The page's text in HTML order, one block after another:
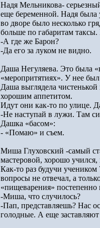
Надя Мельникова-
еще беременной. Надя
во дворе было несколько
больше по габаритам
-А где же Барон?
-Да его за луком не видно.
Даша Негуляева. Это была
«меропритятиях». У нее
Даша выглядела
хорошим аппетитом.
Идут они как-то по улице.
-Не наступай в лужи. Там
Дашка «басом»:
- «Помаю» и съем.
Миша Глуховский -самый
мастеровой, хорошо
Как-то раз будучи
вопросы не отвечал, а
«пищеварения»
-Миша, что случилось?
-Пап, представляешь? Нас
голодные. А еще